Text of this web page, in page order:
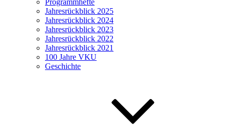
Programmhefte
Jahresrückblick 2025
Jahresrückblick 2024
Jahresrückblick 2023
Jahresrückblick 2022
Jahresrückblick 2021
100 Jahre VKU
Geschichte